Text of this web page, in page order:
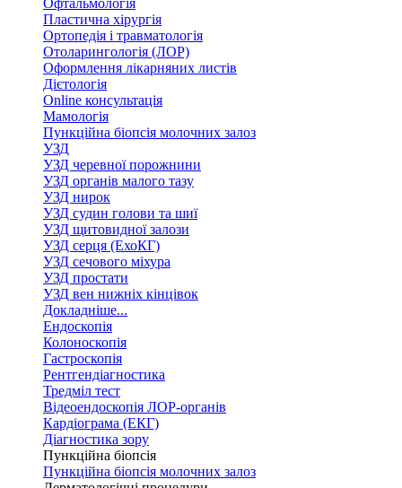
Офтальмологія
Пластична хірургія
Ортопедія і травматологія
Отоларингологія (ЛОР)
Оформлення лікарняних листів
Дієтологія
Online консультація
Мамологія
Пункційна біопсія молочних залоз
УЗД
УЗД черевної порожнини
УЗД органів малого тазу
УЗД нирок
УЗД судин голови та шиї
УЗД щитовидної залози
УЗД серця (ЕхоКГ)
УЗД сечового міхура
УЗД простати
УЗД вен нижніх кінцівок
Докладніше...
Ендоскопія
Колоноскопія
Гастроскопія
Рентгендіагностика
Тредміл тест
Відеоендоскопія ЛОР-органів
Кардіограма (ЕКГ)
Діагностика зору
Пункційна біопсія
Пункційна біопсія молочних залоз